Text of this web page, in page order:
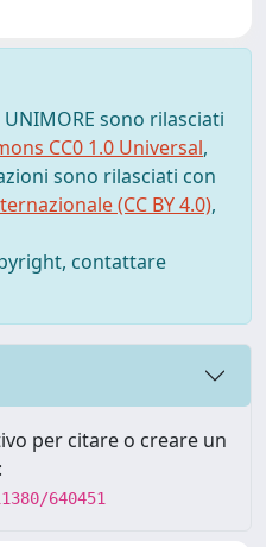
sono rilasciati
CC0 1.0 Universal,
sono rilasciati con
(CC BY 4.0),
contattare
per citare o creare un
640451